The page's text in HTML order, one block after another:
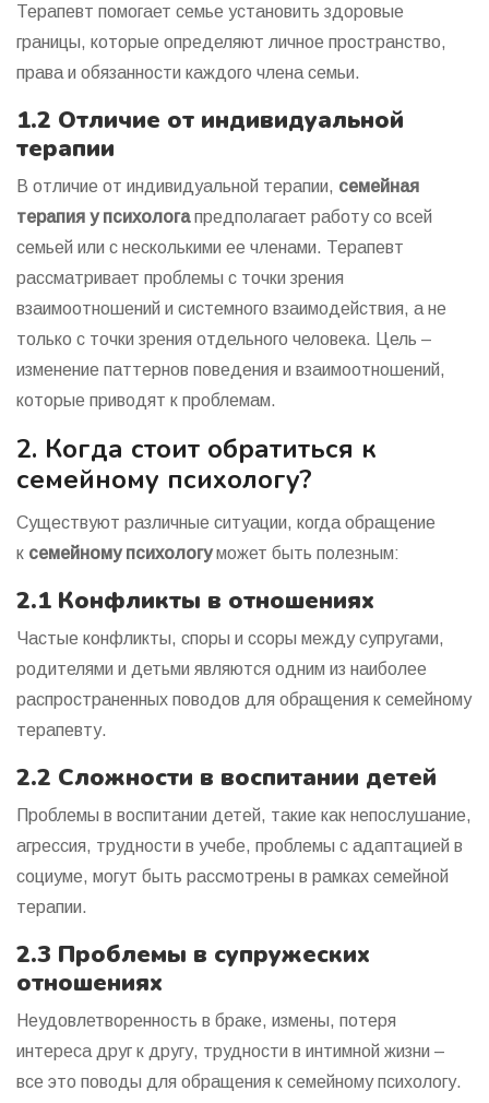
Терапевт помогает семье установить здоровые
границы, которые определяют личное пространство,
права и обязанности каждого члена семьи.
1.2 Отличие от индивидуальной
терапии
В отличие от индивидуальной терапии, семейная
терапия у психологапредполагает работу со всей
семьей или с несколькими ее членами. Терапевт
рассматривает проблемы с точки зрения
взаимоотношений и системного взаимодействия, а не
только с точки зрения отдельного человека. Цель –
изменение паттернов поведения и взаимоотношений,
которые приводят к проблемам.
2. Когда стоит обратиться к
семейному психологу?
Существуют различные ситуации, когда обращение
к семейному психологуможет быть полезным:
2.1 Конфликты в отношениях
Частые конфликты, споры и ссоры между супругами,
родителями и детьми являются одним из наиболее
распространенных поводов для обращения к семейному
терапевту.
2.2 Сложности в воспитании детей
Проблемы в воспитании детей, такие как непослушание,
агрессия, трудности в учебе, проблемы с адаптацией в
социуме, могут быть рассмотрены в рамках семейной
терапии.
2.3 Проблемы в супружеских
отношениях
Неудовлетворенность в браке, измены, потеря
интереса друг к другу, трудности в интимной жизни –
все это поводы для обращения к семейному психологу.